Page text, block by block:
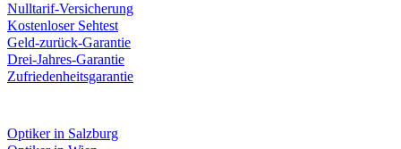
Nulltarif-Versicherung
Kostenloser Sehtest
Geld-zurück-Garantie
Drei-Jahres-Garantie
Zufriedenheitsgarantie
Optiker in Salzburg